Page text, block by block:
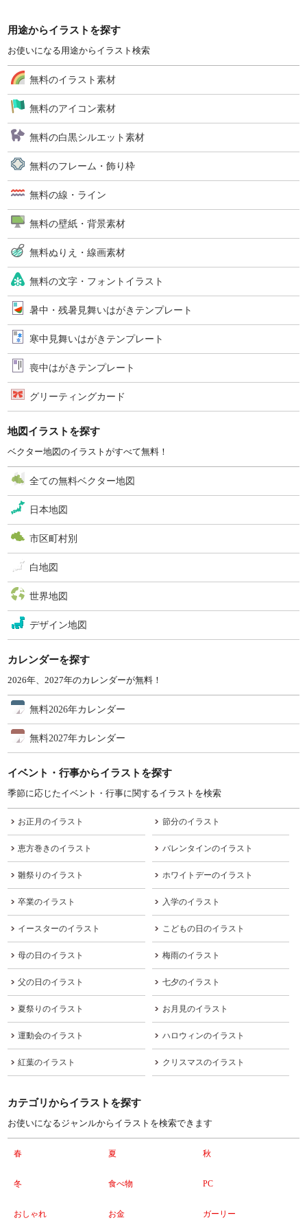
用途からイラストを探す
お使いになる用途からイラスト検索
無料のイラスト素材
無料のアイコン素材
無料の白黒シルエット素材
無料のフレーム・飾り枠
無料の線・ライン
無料の壁紙・背景素材
無料ぬりえ・線画素材
無料の文字・フォントイラスト
暑中・残暑見舞いはがきテンプレート
寒中見舞いはがきテンプレート
喪中はがきテンプレート
グリーティングカード
地図イラストを探す
ベクター地図のイラストがすべて無料！
全ての無料ベクター地図
日本地図
市区町村別
白地図
世界地図
デザイン地図
カレンダーを探す
2026年、2027年のカレンダーが無料！
無料2026年カレンダー
無料2027年カレンダー
イベント・行事からイラストを探す
季節に応じたイベント・行事に関するイラストを検索
お正月のイラスト 節分のイラスト
恵方巻きのイラスト バレンタインのイラスト
雛祭りのイラスト ホワイトデーのイラスト
卒業のイラスト 入学のイラスト
イースターのイラスト こどもの日のイラスト
母の日のイラスト 梅雨のイラスト
父の日のイラスト 七夕のイラスト
夏祭りのイラスト お月見のイラスト
運動会のイラスト ハロウィンのイラスト
紅葉のイラスト クリスマスのイラスト
カテゴリからイラストを探す
お使いになるジャンルからイラストを検索できます
春 夏 秋
冬 食べ物 PC
おしゃれ お金 ガーリー